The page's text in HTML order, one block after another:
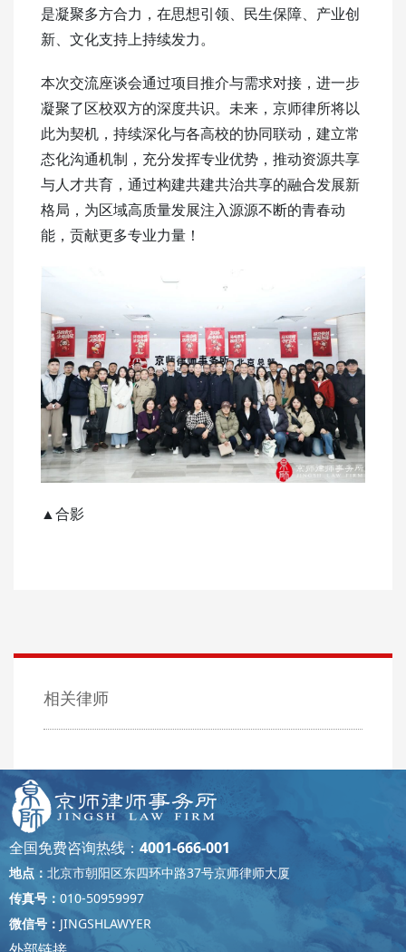
是凝聚多方合力，在思想引领、民生保障、产业创
新、文化支持上持续发力。
本次交流座谈会通过项目推介与需求对接，进一步
凝聚了区校双方的深度共识。未来，京师律所将以
此为契机，持续深化与各高校的协同联动，建立常
态化沟通机制，充分发挥专业优势，推动资源共享
与人才共育，通过构建共建共治共享的融合发展新
格局，为区域高质量发展注入源源不断的青春动
能，贡献更多专业力量！
▲合影
相关律师
全国免费咨询热线： 4001-666-001
地点： 北京市朝阳区东四环中路37号京师律师大厦
传真号： 010-50959997
微信号： JINGSHLAWYER